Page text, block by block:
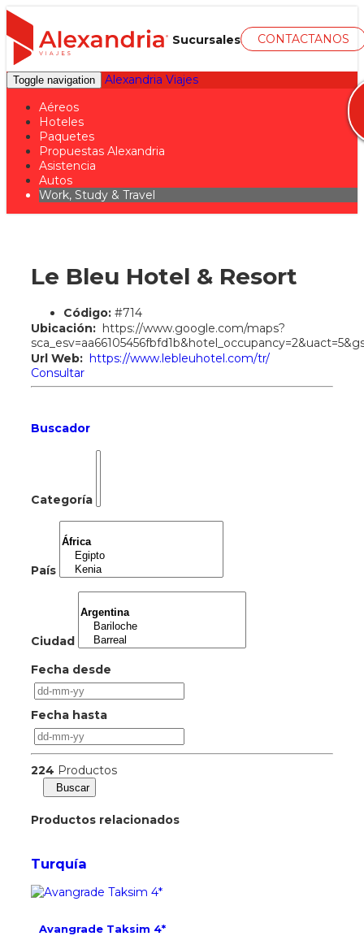
Sucursales CONTACTANOS
Toggle navigation
Alexandria Viajes
Aéreos
Hoteles
Paquetes
Propuestas Alexandria
Asistencia
Autos
Work, Study & Travel
Le Bleu Hotel & Resort
Código: #714
Ubicación: https://www.google.com/maps?
Url Web: https://www.lebleuhotel.com/tr/
Consultar
Buscador
Categoría
País
Ciudad
Fecha desde
Fecha hasta
224 Productos
Buscar
Productos relacionados
Turquía
Avangrade Taksim 4*